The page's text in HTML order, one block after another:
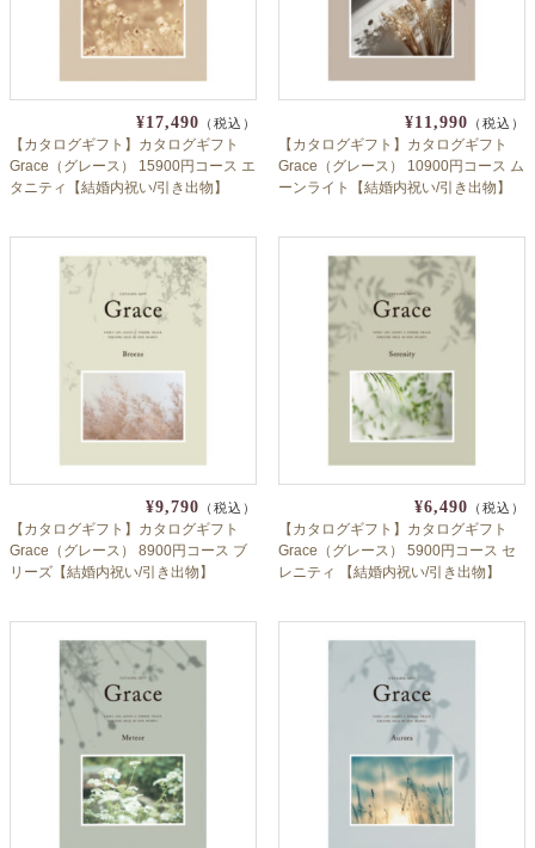
¥17,490 （税込）
【カタログギフト】カタログギフト
Grace（グレース） 15900円コース エ
タニティ【結婚内祝い/引き出物】
¥11,990 （税込）
【カタログギフト】カタログギフト
Grace（グレース） 10900円コース ム
ーンライト【結婚内祝い/引き出物】
¥9,790 （税込）
【カタログギフト】カタログギフト
Grace（グレース） 8900円コース ブ
リーズ【結婚内祝い/引き出物】
¥6,490 （税込）
【カタログギフト】カタログギフト
Grace（グレース） 5900円コース セ
レニティ 【結婚内祝い/引き出物】